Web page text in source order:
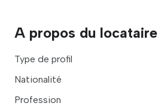
A propos du locataire
Type de profil
Nationalité
Profession